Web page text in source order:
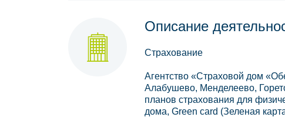
Описание
Страхование
Агентство «Страховой дом
Алабушево, Менделеево,
планов страхования для
дома, Green card (Зеленая